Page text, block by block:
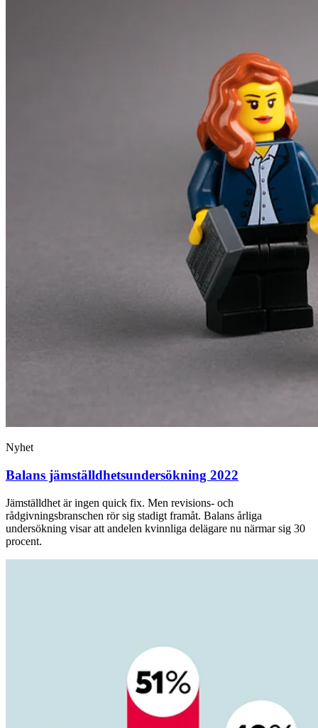
Nyhet
Balans jämställdhets­undersökning 2022
Jämställdhet är ingen quick fix. Men revisions- och
rådgivningsbranschen rör sig stadigt framåt. Balans årliga
undersökning visar att andelen kvinnliga delägare nu närmar sig 30
procent.